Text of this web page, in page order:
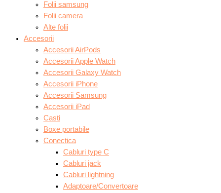
Folii samsung
Folii camera
Alte folii
Accesorii
Accesorii AirPods
Accesorii Apple Watch
Accesorii Galaxy Watch
Accesorii iPhone
Accesorii Samsung
Accesorii iPad
Casti
Boxe portabile
Conectica
Cabluri type C
Cabluri jack
Cabluri lightning
Adaptoare/Convertoare